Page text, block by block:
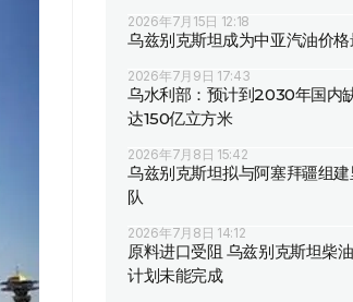
2026年7月15日 12:18
乌兹别克斯坦成为中亚汽油价
2026年7月9日 17:43
乌水利部：预计到2030年国内
达150亿立方米
2026年7月8日 15:42
乌兹别克斯坦拟与阿塞拜疆组
队
2026年7月8日 14:12
原料进口受阻 乌兹别克斯坦柴
计划未能完成